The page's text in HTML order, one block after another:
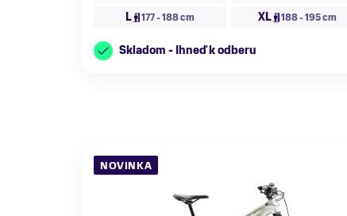
L 177 - 188 cm XL 188 - 195 cm
Skladom - Ihneď k odberu
NOVINKA